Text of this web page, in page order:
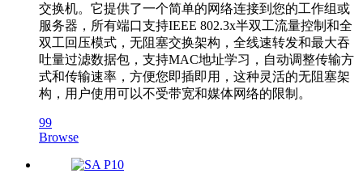
交换机。它提供了一个简单的网络连接到您的工作组或
服务器，所有端口支持IEEE 802.3x半双工流量控制和全
双工回压模式，无阻塞交换架构，全线速转发和最大吞
吐量过滤数据包，支持MAC地址学习，自动调整传输方
式和传输速率，方便您即插即用，这种灵活的无阻塞架
构，用户使用可以不受带宽和媒体网络的限制。
99
Browse